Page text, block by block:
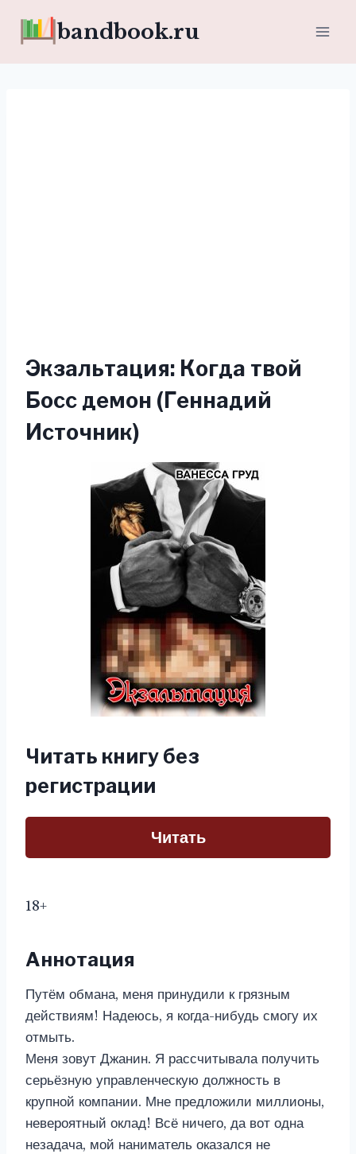
bandbook.ru
Экзальтация: Когда твой
Босс демон (Геннадий
Источник)
Читать книгу без
регистрации
Читать
18+
Аннотация
Путём обмана, меня принудили к грязным
действиям! Надеюсь, я когда-нибудь смогу их
отмыть.
Меня зовут Джанин. Я рассчитывала получить
серьёзную управленческую должность в
крупной компании. Мне предложили миллионы,
невероятный оклад! Всё ничего, да вот одна
незадача, мой наниматель оказался не